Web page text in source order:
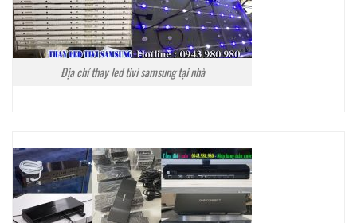
Địa chỉ thay led tivi samsung tại nhà